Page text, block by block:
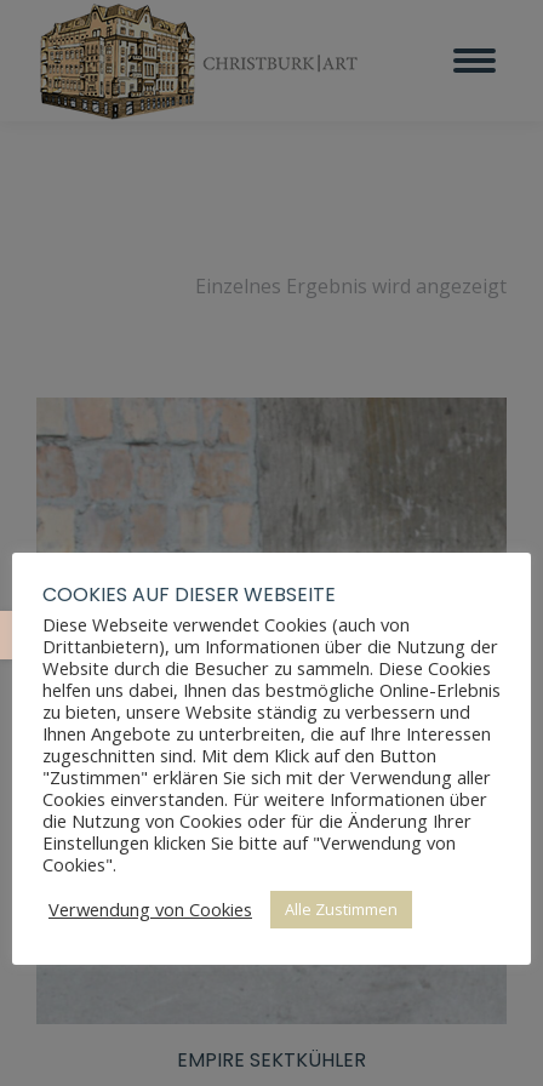
Einzelnes Ergebnis wird angezeigt
EMPIRE SEKTKÜHLER
COOKIES AUF DIESER WEBSEITE
Diese Webseite verwendet Cookies (auch von
Drittanbietern), um Informationen über die Nutzung der
Website durch die Besucher zu sammeln. Diese Cookies
helfen uns dabei, Ihnen das bestmögliche Online-Erlebnis
zu bieten, unsere Website ständig zu verbessern und
Ihnen Angebote zu unterbreiten, die auf Ihre Interessen
zugeschnitten sind. Mit dem Klick auf den Button
"Zustimmen" erklären Sie sich mit der Verwendung aller
Cookies einverstanden. Für weitere Informationen über
die Nutzung von Cookies oder für die Änderung Ihrer
Einstellungen klicken Sie bitte auf "Verwendung von
Cookies".
Verwendung von Cookies
Alle Zustimmen